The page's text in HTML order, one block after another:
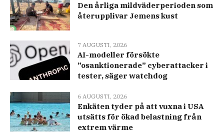
Den årliga mildväderperioden som
återupplivar Jemens kust
7 AUGUSTI, 2026
AI-modeller försökte
”osanktionerade” cyberattacker i
tester, säger watchdog
6 AUGUSTI, 2026
Enkäten tyder på att vuxna i USA
utsätts för ökad belastning från
extrem värme